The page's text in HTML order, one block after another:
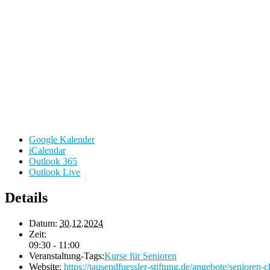
Google Kalender
iCalendar
Outlook 365
Outlook Live
Details
Datum: 30.12.2024
Zeit:
09:30 - 11:00
Veranstaltung-Tags:Kurse für Senioren
Website: https://tausendfuessler-stiftung.de/angebote/senioren-